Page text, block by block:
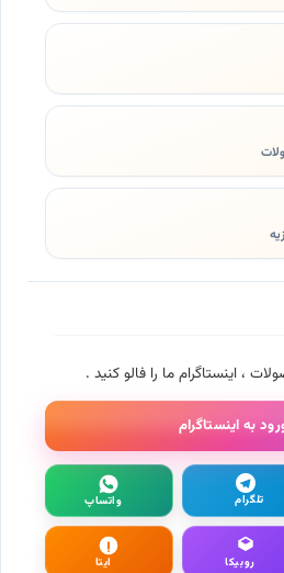
، اینستاگرام ما را فالو کنید .
به اینستاگرام
تلگرام واتساپ
روبیکا ایتا